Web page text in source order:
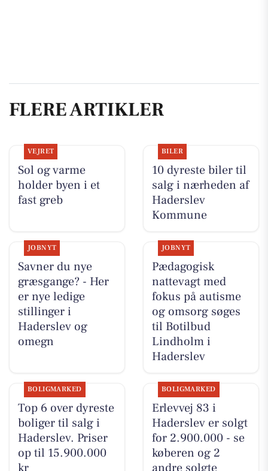
FLERE ARTIKLER
VEJRET
Sol og varme
holder byen i et
fast greb
BILER
10 dyreste biler til
salg i nærheden af
Haderslev
Kommune
JOBNYT
Savner du nye
græsgange? - Her
er nye ledige
stillinger i
Haderslev og
omegn
JOBNYT
Pædagogisk
nattevagt med
fokus på autisme
og omsorg søges
til Botilbud
Lindholm i
Haderslev
BOLIGMARKED
Top 6 over dyreste
boliger til salg i
Haderslev. Priser
op til 15.900.000
BOLIGMARKED
Erlevvej 83 i
Haderslev er solgt
for 2.900.000 - se
køberen og 2